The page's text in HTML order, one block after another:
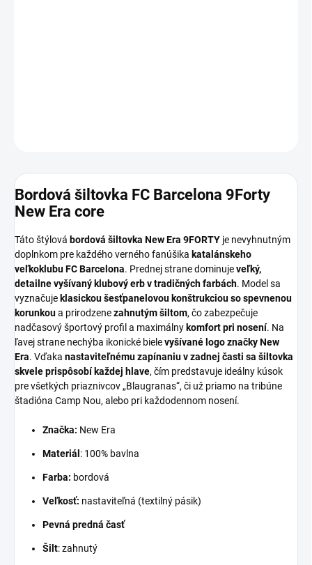
Bordová šiltovka FC Barcelona 9Forty
New Era core
Táto štýlová bordová šiltovka New Era 9FORTY je nevyhnutným
doplnkom pre každého verného fanúšika katalánskeho
veľkoklubu FC Barcelona. Prednej strane dominujeveľký,
detailne vyšívaný klubový erb v tradičných farbách. Model sa
vyznačuje klasickou šesťpanelovou konštrukciou so spevnenou
korunkoua prirodzenezahnutým šiltom, čo zabezpečuje
nadčasový športový profil a maximálny komfort pri nosení. Na
ľavej strane nechýba ikonické bielevyšívané logo značky New
Era. Vďaka nastaviteľnému zapínaniu v zadnej časti sa šiltovka
skvele prispôsobí každej hlave, čím predstavuje ideálny kúsok
pre všetkých priaznivcov „Blaugranas“, či už priamo na tribúne
štadióna Camp Nou, alebo pri každodennom nosení.
Značka: New Era
Materiál : 100% bavlna
Farba: bordová
Veľkosť: nastaviteľná (textilný pásik)
Pevná predná časť
Šilt: zahnutý